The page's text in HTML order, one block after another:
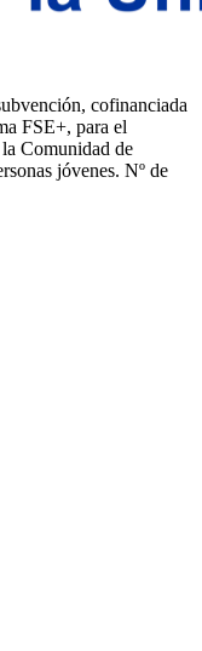
cofinanciada
FSE+, para el
Comunidad de
jóvenes. Nº de